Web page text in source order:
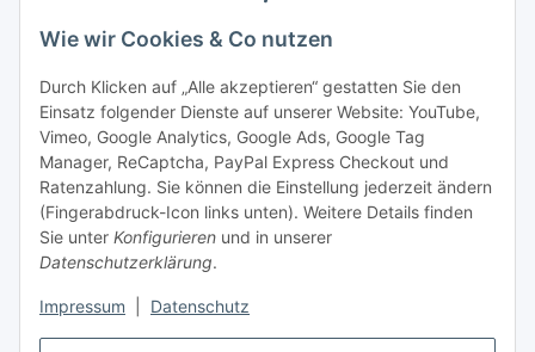
Wie wir Cookies & Co nutzen
Durch Klicken auf „Alle akzeptieren“ gestatten Sie den
Einsatz folgender Dienste auf unserer Website: YouTube,
Vimeo, Google Analytics, Google Ads, Google Tag
Manager, ReCaptcha, PayPal Express Checkout und
Ratenzahlung. Sie können die Einstellung jederzeit ändern
(Fingerabdruck-Icon links unten). Weitere Details finden
Sie unter Konfigurieren und in unserer
Datenschutzerklärung.
Impressum Datenschutz
Datenschutzerklärungregelmäßig und jederzeit widerruflich
Abonnieren
Informationen
Gesetzliche Informationen